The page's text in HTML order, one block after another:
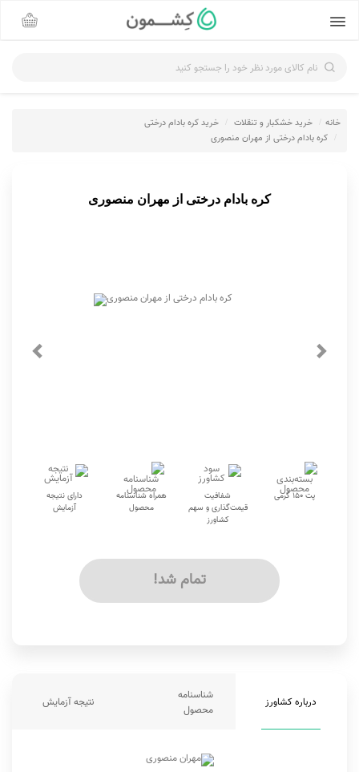
نام کالای مورد نظر خود را جستجو کنید
خانه خرید خشکبار و تنقلات
خرید کره بادام درختی
کره بادام درختی از مهران منصوری
کره بادام درختی از مهران منصوری
پت 150 گرمی
شفافیت
قیمت‌گذاری و سهم
کشاورز
همراه شناسنامه
محصول
دارای نتیجه
آزمایش
تمام شد!
درباره کشاورز
شناسنامه
محصول
نتیجه آزمایش